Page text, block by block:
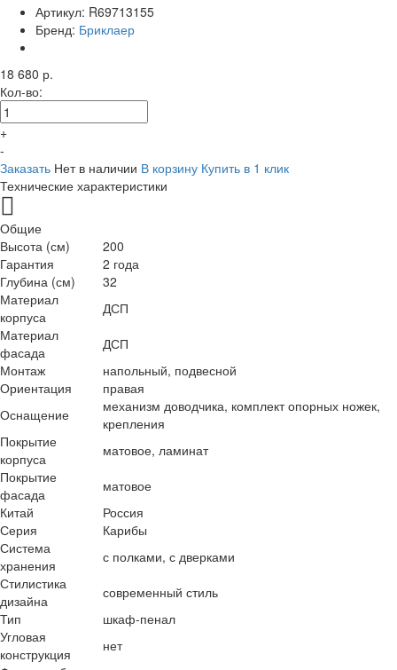
Артикул: R69713155
Бренд: Бриклаер
18 680 р.
Кол-во:
+
-
Заказать Нет в наличии В корзину Купить в 1 клик
Технические характеристики
Общие
Высота (см)
200
Гарантия
2 года
Глубина (см)
32
Материал
корпуса
ДСП
Материал
фасада
ДСП
Монтаж
напольный, подвесной
Ориентация
правая
Оснащение
механизм доводчика, комплект опорных ножек,
крепления
Покрытие
корпуса
матовое, ламинат
Покрытие
фасада
матовое
Китай
Россия
Серия
Карибы
Система
хранения
с полками, с дверками
Стилистика
дизайна
современный стиль
Тип
шкаф-пенал
Угловая
конструкция
нет